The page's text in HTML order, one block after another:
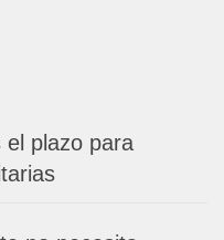
plazo para